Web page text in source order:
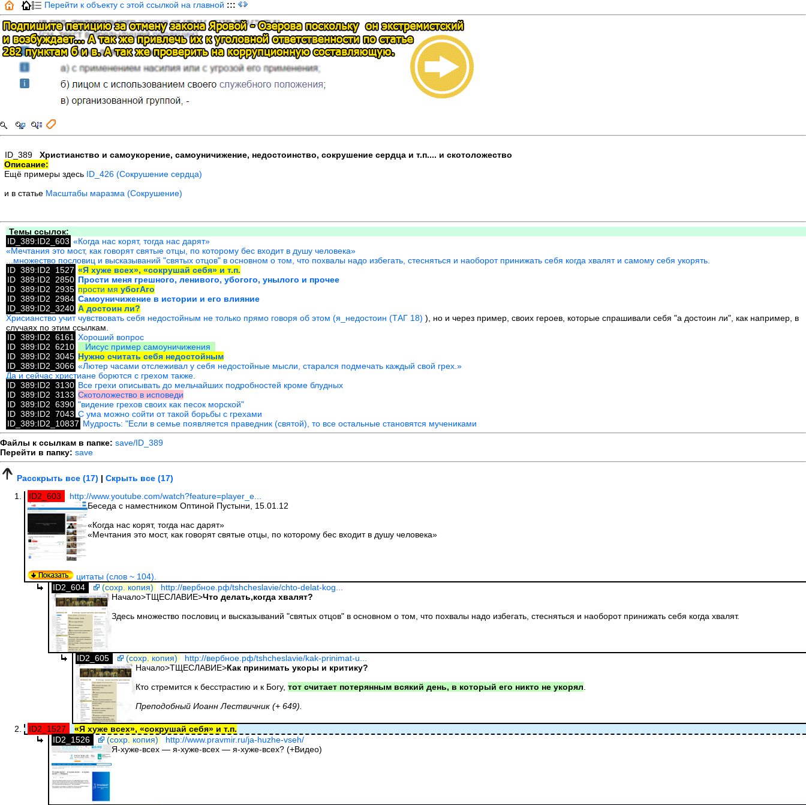
Перейти к объекту с этой ссылкой на главной :::
ID_389 Христианство и самоукорение, самоуничижение, недостоинство, сокрушение сердца и т.п.... и скотоложество
Описание:
Ещё примеры здесь ID_426 (Сокрушение сердца)
и в статье Масштабы маразма (Сокрушение)
Темы ссылок:
ID_389:ID2_603 «Когда нас корят, тогда нас дарят»
«Мечтания это мост, как говорят святые отцы, по которому бес входит в душу человека»
...множество пословиц и высказываний "святых отцов" в основном о том, что похвалы надо избегать, стесняться и наоборот принижать себя когда хвалят и самому себя укорять.
ID_389:ID2_1527 «Я хуже всех», «сокрушай себя» и т.п.
ID_389:ID2_2850 Прости меня грешного, ленивого, убогого, унылого и прочее
ID_389:ID2_2935 прости мя убогАго
ID_389:ID2_2984 Самоуничижение в истории и его влияние
ID_389:ID2_3240 А достоин ли?
Хрисианство учит чувствовать себя недостойным не только прямо говоря об этом (я_недостоин (ТАГ 18) ), но и через пример, своих героев, которые спрашивали себя "а достоин ли", как например, в
случаях по этим ссылкам.
ID_389:ID2_6161 Хороший вопрос
ID_389:ID2_6210
Иисус пример самоуничижения
ID_389:ID2_3045 Нужно считать себя недостойным
ID_389:ID2_3066 «Лютер часами отслеживал у себя недостойные мысли, старался подмечать каждый свой грех.»
Да и сейчас христиане борются с грехом также.
ID_389:ID2_3130 Все грехи описывать до мельчайших подробностей кроме блудных
ID_389:ID2_3133 Скотоложество в исповеди
ID_389:ID2_6390 "видение грехов своих как песок морской"
ID_389:ID2_7043 С ума можно сойти от такой борьбы с грехами
ID_389:ID2_10837 Мудрость: "Если в семье появляется праведник (святой), то все остальные становятся мучениками
Файлы к ссылкам в папке: save/ID_389
Перейти в папку: save
Расскрыть все (17) | Скрыть все (17)
ID2_603
http://www.youtube.com/watch?feature=player_e...
Беседа с наместником Оптиной Пустыни, 15.01.12
«Когда нас корят, тогда нас дарят»
«Мечтания это мост, как говорят святые отцы, по которому бес входит в душу человека»
цитаты (слов ~ 104).
ID2_604
(сохр. копия)
http://вербное.рф/tshcheslavie/chto-delat-kog...
Начало>ТЩЕСЛАВИЕ>Что делать,когда хвалят?
Здесь множество пословиц и высказываний "святых отцов" в основном о том, что похвалы надо избегать, стесняться и наоборот принижать себя когда хвалят.
ID2_605 (сохр. копия)
http://вербное.рф/tshcheslavie/kak-prinimat-u...
Начало>ТЩЕСЛАВИЕ>Как принимать укоры и критику?
Кто стремится к бесстрастию и к Богу, тот считает потерянным всякий день, в который его никто не укорял.
Преподобный Иоанн Лествичник (+ 649).
ID2_1527
«Я хуже всех», «сокрушай себя» и т.п.
ID2_1526
(сохр. копия)
http://www.pravmir.ru/ja-huzhe-vseh/
Я-хуже-всех — я-хуже-всех — я-хуже-всех? (+Видео)